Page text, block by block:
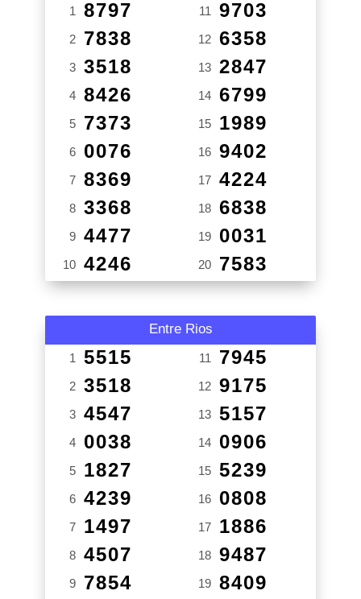
1 8797
2 7838
3 3518
4 8426
5 7373
6 0076
7 8369
8 3368
9 4477
10 4246
11 9703
12 6358
13 2847
14 6799
15 1989
16 9402
17 4224
18 6838
19 0031
20 7583
Entre Rios
1 5515
2 3518
3 4547
4 0038
5 1827
6 4239
7 1497
8 4507
9 7854
11 7945
12 9175
13 5157
14 0906
15 5239
16 0808
17 1886
18 9487
19 8409